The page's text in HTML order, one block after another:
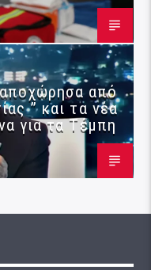
από
” και τα νέα
για τα Τέμπη